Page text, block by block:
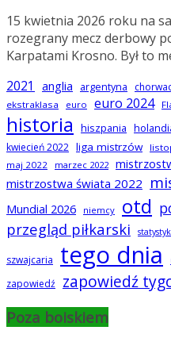
15 kwietnia 2026 roku na
rozegrany mecz derbowy
Karpatami Krosno. Był to
2021
anglia argentyna
ekstraklasa
euro euro 2024
historia hiszpania
kwiecień 2022 liga mistrzów
maj 2022
marzec 2022
mistrzostwa świata 2022
Mundial 2026 niemcy otd
przegląd piłkarski
szwajcaria tego dnia
zapowiedź zapowiedź
Poza boiskiem